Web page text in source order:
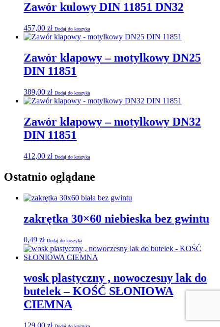
Zawór kulowy DIN 11851 DN32
457,00 zł Dodaj do koszyka
Zawór klapowy – motylkowy DN25
DIN 11851
389,00 zł Dodaj do koszyka
Zawór klapowy – motylkowy DN32
DIN 11851
412,00 zł Dodaj do koszyka
Ostatnio oglądane
zakrętka 30×60 niebieska bez gwintu
0,49 zł Dodaj do koszyka
wosk plastyczny , nowoczesny lak do
butelek – KOŚĆ SŁONIOWA
CIEMNA